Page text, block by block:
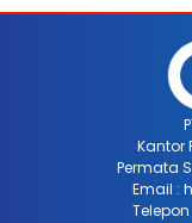
Kantor
Permata
Email :
Telepon